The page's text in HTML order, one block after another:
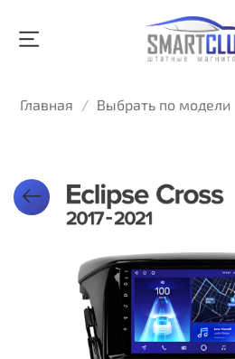
Главная Выбрать по модели